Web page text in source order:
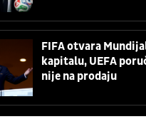
FIFA otvara
kapitalu, UEFA
nije na prodaju